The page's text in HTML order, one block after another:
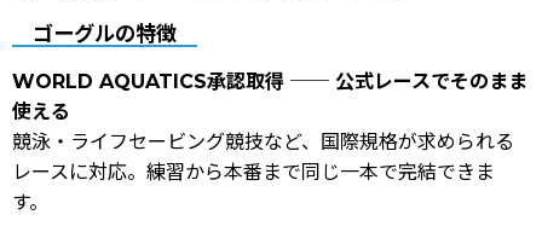
ゴーグルの特徴
WORLD AQUATICS承認取得 ── 公式レースでそのまま
使える
競泳・ライフセービング競技など、国際規格が求められる
レースに対応。練習から本番まで同じ一本で完結できま
す。